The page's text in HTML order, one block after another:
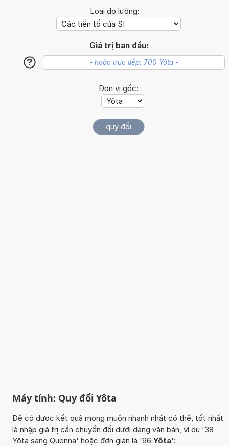
Loại đo lường:
Giá trị ban đầu:
?
Đơn vị gốc:
Máy tính: Quy đổi Yôta
Để có được kết quả mong muốn nhanh nhất có thể, tốt nhất
là nhập giá trị cần chuyển đổi dưới dạng văn bản, ví dụ '38
Yôta sang Quenna' hoặc đơn giản là '96 Yôta':